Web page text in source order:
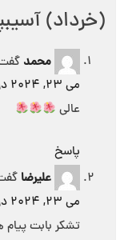
(خرداد)
محمد
می 23, 2024 در 7:22 ق.ظ
عالی
پاسخ
علیرضا
می 23, 2024 در 4:24 ب.ظ
تشکر بابت